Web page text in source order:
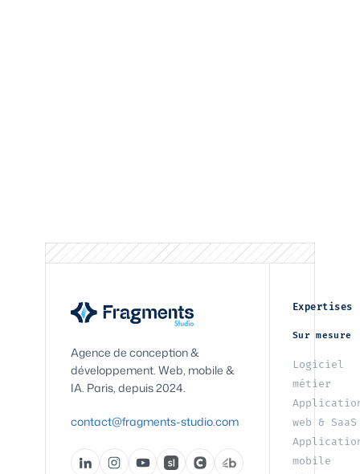
Agence de conception &
développement. Web, mobile &
IA. Paris, depuis 2024.
contact@fragments-studio.com
Expertises
Sur mesure
Logiciel
métier
web & SaaS
mobile